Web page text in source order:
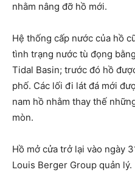
nhằm nâng đỡ hồ mới.
Hệ thống cấp nước của hồ
tình trạng nước tù đọng
Tidal Basin; trước đó hồ
phố. Các lối đi lát đá mới
nam hồ nhằm thay thế
mòn.
Hồ mở cửa trở lại vào ngày
Louis Berger Group quản lý.